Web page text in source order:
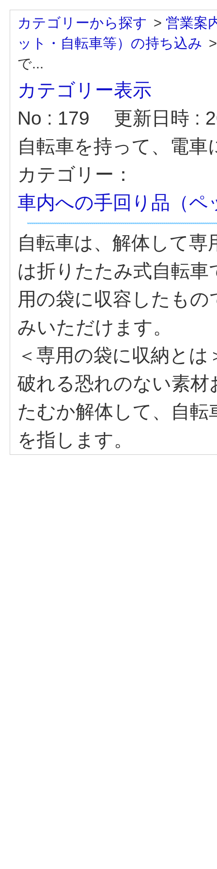
カテゴリーから探す > 営業案
ット・自転車等）の持ち込み
で...
カテゴリー表示
No : 179
更新日時 :
自転車を持って、電
カテゴリー：
車内への手回り品（ペ
自転車は、解体して
は折りたたみ式自転
用の袋に収容したも
みいただけます。
＜専用の袋に収納とは
破れる恐れのない素
たむか解体して、自
を指します。